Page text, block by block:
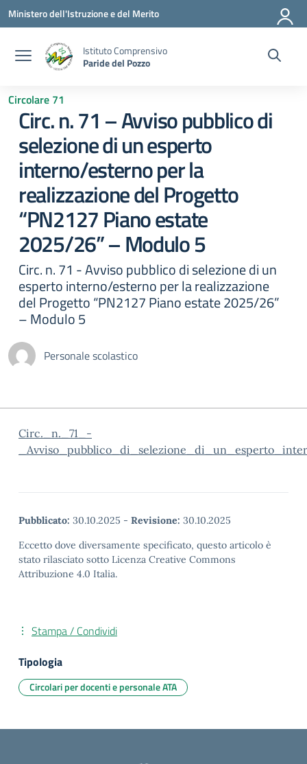
Vai ai contenuti
Vai al menu di navigazione
Vai al footer
Ministero dell'Istruzione e del Merito
Istituto Comprensivo
Paride del Pozzo
Circolare 71
Circ. n. 71 – Avviso pubblico di
selezione di un esperto
interno/esterno per la
realizzazione del Progetto
“PN2127 Piano estate
2025/26” – Modulo 5
Circ. n. 71 - Avviso pubblico di selezione di un
esperto interno/esterno per la realizzazione
del Progetto “PN2127 Piano estate 2025/26”
– Modulo 5
Personale scolastico
Circ._n._71_-
Pubblicato: 30.10.2025 - Revisione: 30.10.2025
Eccetto dove diversamente specificato, questo articolo è
stato rilasciato sotto Licenza Creative Commons
Attribuzione 4.0 Italia.
Stampa / Condividi
Tipologia
Circolari per docenti e personale ATA